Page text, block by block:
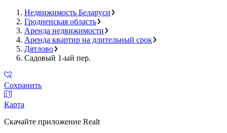
Недвижимость Беларуси
Гродненская область
Аренда недвижимости
Аренда квартир на длительный срок
Дятлово
Садовый 1-ый пер.
Сохранить
Карта
Скачайте приложение Realt